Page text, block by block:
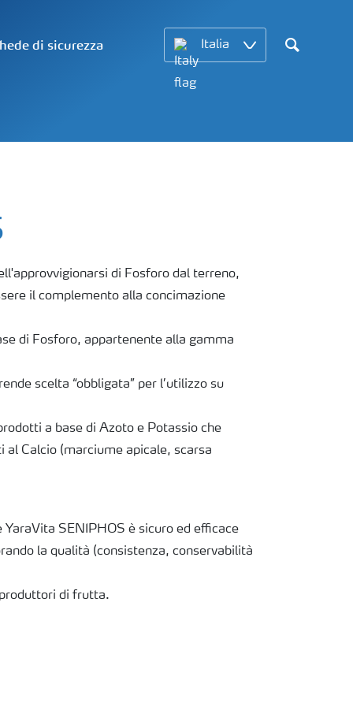
di sicurezza Italia
Search
di Fosforo dal terreno,
il complemento alla concimazione
di Fosforo, appartenente alla gamma
scelta “obbligata” per l’utilizzo su
a base di Azoto e Potassio che
Calcio (marciume apicale, scarsa
SENIPHOS è sicuro ed efficace
la qualità (consistenza, conservabilità
di frutta.